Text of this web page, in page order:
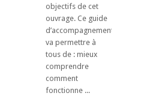
objectifs de cet
ouvrage. Ce guide
d’accompagnement
va permettre à
tous de : mieux
comprendre
comment
fonctionne ...